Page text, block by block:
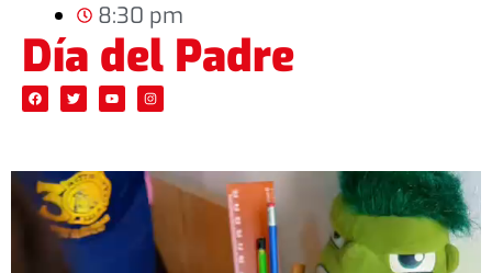
8:30 pm
Día del Padre